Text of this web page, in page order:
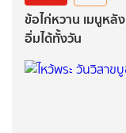
ข้อไก่หวาน เมนูหลั
อิ่มได้ทั้งวัน